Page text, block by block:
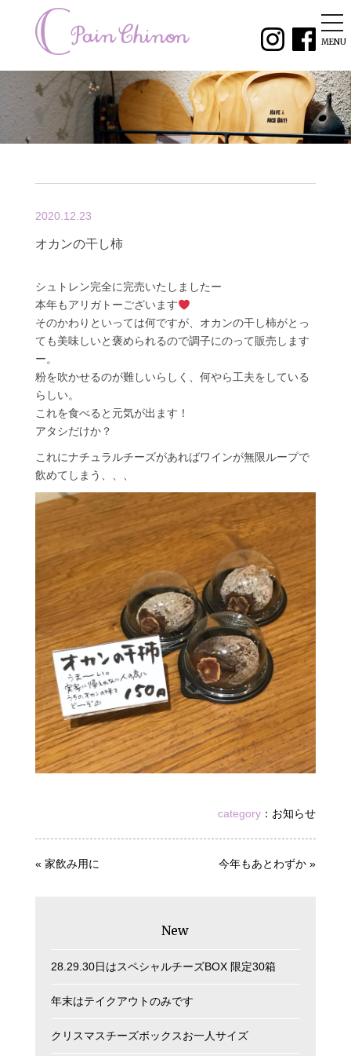
MENU
2020.12.23
オカンの干し柿
シュトレン完全に完売いたしましたー
本年もアリガトーございます
そのかわりといっては何ですが、オカンの干し柿がとっ
ても美味しいと褒められるので調子にのって販売します
ー。
粉を吹かせるのが難しいらしく、何やら工夫をしている
らしい。
これを食べると元気が出ます！
アタシだけか？
これにナチュラルチーズがあればワインが無限ループで
飲めてしまう、、、
category ： お知らせ
« 家飲み用に 今年もあとわずか »
New
28.29.30日はスペシャルチーズBOX 限定30箱
年末はテイクアウトのみです
クリスマスチーズボックスお一人サイズ